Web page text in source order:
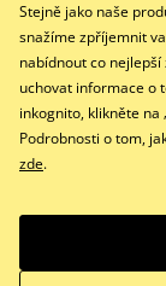
size chart
Stejně jako naše
snažíme zpříjemnit
nabídnout co
uchovat informace o
inkognito, klikněte na
Podrobnosti o tom,
zde.